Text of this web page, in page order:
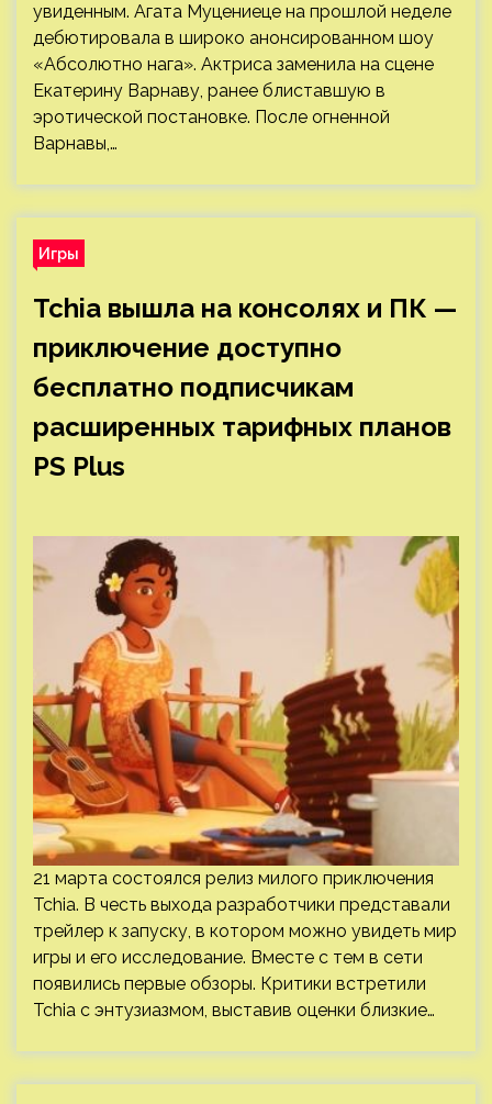
увиденным. Агата Муцениеце на прошлой неделе
дебютировала в широко анонсированном шоу
«Абсолютно нага». Актриса заменила на сцене
Екатерину Варнаву, ранее блиставшую в
эротической постановке. После огненной
Варнавы,…
Игры
Tchia вышла на консолях и ПК —
приключение доступно
бесплатно подписчикам
расширенных тарифных планов
PS Plus
21 марта состоялся релиз милого приключения
Tchia. В честь выхода разработчики представали
трейлер к запуску, в котором можно увидеть мир
игры и его исследование. Вместе с тем в сети
появились первые обзоры. Критики встретили
Tchia с энтузиазмом, выставив оценки близкие…